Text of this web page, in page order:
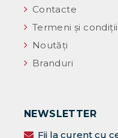
Contacte
Termeni și condiții
Noutăţi
Branduri
NEWSLETTER
Fii la curent cu